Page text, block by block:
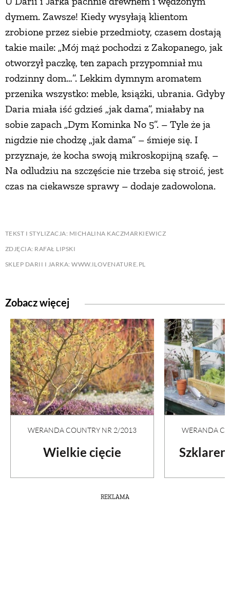
dymem. Zawsze! Kiedy wysyłają klientom
zrobione przez siebie przedmioty, czasem dostają
takie maile: „Mój mąż pochodzi z Zakopanego, jak
otworzył paczkę, ten zapach przypomniał mu
rodzinny dom…”. Lekkim dymnym aromatem
przenika wszystko: meble, książki, ubrania. Gdyby
Daria miała iść gdzieś „jak dama”, miałaby na
sobie zapach „Dym Kominka No 5”. – Tyle że ja
nigdzie nie chodzę „jak dama” – śmieje się. I
przyznaje, że kocha swoją mikroskopijną szafę. –
Na odludziu na szczęście nie trzeba się stroić, jest
czas na ciekawsze sprawy – dodaje zadowolona.
TEKST I STYLIZACJA: MICHALINA KACZMARKIEWICZ
ZDJĘCIA: RAFAŁ LIPSKI
SKLEP DARII I JARKA: WWW.ILOVENATURE.PL
Zobacz więcej
WERANDA COUNTRY NR 2/2013
Wielkie cięcie
WERANDA
REKLAMA